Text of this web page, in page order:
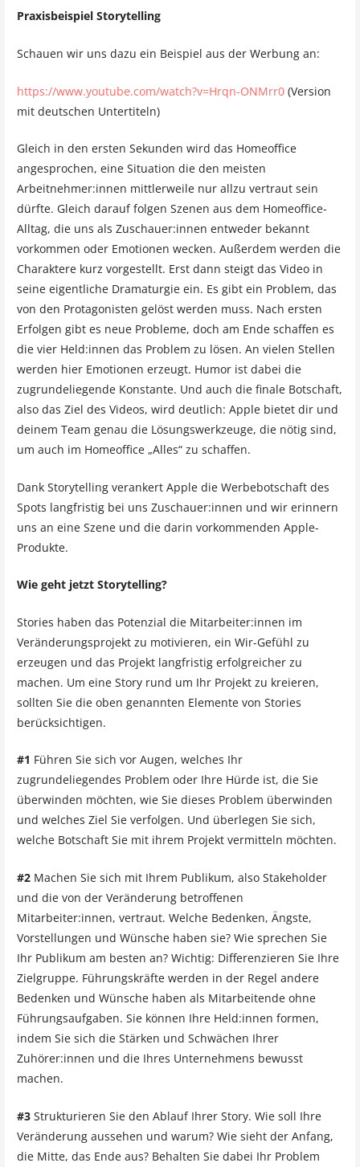
Praxisbeispiel Storytelling
Schauen wir uns dazu ein Beispiel aus der Werbung an:
https://www.youtube.com/watch?v=Hrqn-ONMrr0(Version
mit deutschen Untertiteln)
Gleich in den ersten Sekunden wird das Homeoffice
angesprochen, eine Situation die den meisten
Arbeitnehmer:innen mittlerweile nur allzu vertraut sein
dürfte. Gleich darauf folgen Szenen aus dem Homeoffice-
Alltag, die uns als Zuschauer:innen entweder bekannt
vorkommen oder Emotionen wecken. Außerdem werden die
Charaktere kurz vorgestellt. Erst dann steigt das Video in
seine eigentliche Dramaturgie ein. Es gibt ein Problem, das
von den Protagonisten gelöst werden muss. Nach ersten
Erfolgen gibt es neue Probleme, doch am Ende schaffen es
die vier Held:innen das Problem zu lösen. An vielen Stellen
werden hier Emotionen erzeugt. Humor ist dabei die
zugrundeliegende Konstante. Und auch die finale Botschaft,
also das Ziel des Videos, wird deutlich: Apple bietet dir und
deinem Team genau die Lösungswerkzeuge, die nötig sind,
um auch im Homeoffice „Alles“ zu schaffen.
Dank Storytelling verankert Apple die Werbebotschaft des
Spots langfristig bei uns Zuschauer:innen und wir erinnern
uns an eine Szene und die darin vorkommenden Apple-
Produkte.
Wie geht jetzt Storytelling?
Stories haben das Potenzial die Mitarbeiter:innen im
Veränderungsprojekt zu motivieren, ein Wir-Gefühl zu
erzeugen und das Projekt langfristig erfolgreicher zu
machen. Um eine Story rund um Ihr Projekt zu kreieren,
sollten Sie die oben genannten Elemente von Stories
berücksichtigen.
#1 Führen Sie sich vor Augen, welches Ihr
zugrundeliegendes Problem oder Ihre Hürde ist, die Sie
überwinden möchten, wie Sie dieses Problem überwinden
und welches Ziel Sie verfolgen. Und überlegen Sie sich,
welche Botschaft Sie mit ihrem Projekt vermitteln möchten.
#2 Machen Sie sich mit Ihrem Publikum, also Stakeholder
und die von der Veränderung betroffenen
Mitarbeiter:innen, vertraut. Welche Bedenken, Ängste,
Vorstellungen und Wünsche haben sie? Wie sprechen Sie
Ihr Publikum am besten an? Wichtig: Differenzieren Sie Ihre
Zielgruppe. Führungskräfte werden in der Regel andere
Bedenken und Wünsche haben als Mitarbeitende ohne
Führungsaufgaben. Sie können Ihre Held:innen formen,
indem Sie sich die Stärken und Schwächen Ihrer
Zuhörer:innen und die Ihres Unternehmens bewusst
machen.
#3Strukturieren Sie den Ablauf Ihrer Story. Wie soll Ihre
Veränderung aussehen und warum? Wie sieht der Anfang,
die Mitte, das Ende aus? Behalten Sie dabei Ihr Problem